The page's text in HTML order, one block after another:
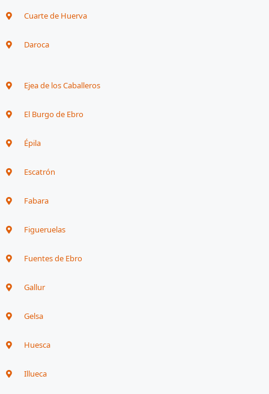
Cuarte de Huerva
Daroca
Ejea de los Caballeros
El Burgo de Ebro
Épila
Escatrón
Fabara
Figueruelas
Fuentes de Ebro
Gallur
Gelsa
Huesca
Illueca